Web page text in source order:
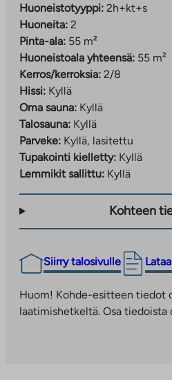
Huoneistotyyppi: 2h+kt+s
Huoneita: 2
Pinta-ala: 55 m²
Huoneistoala yhteensä: 55 m²
Kerros/kerroksia: 2/8
Hissi: Kyllä
Oma sauna: Kyllä
Talosauna: Kyllä
Parveke: Kyllä, lasitettu
Tupakointi kielletty: Kyllä
Lemmikit sallittu: Kyllä
Kohteen
Siirry talosivulle
Linkki
vie
Huom! Kohde-esitteen tiedot
laatimishetkeltä. Osa